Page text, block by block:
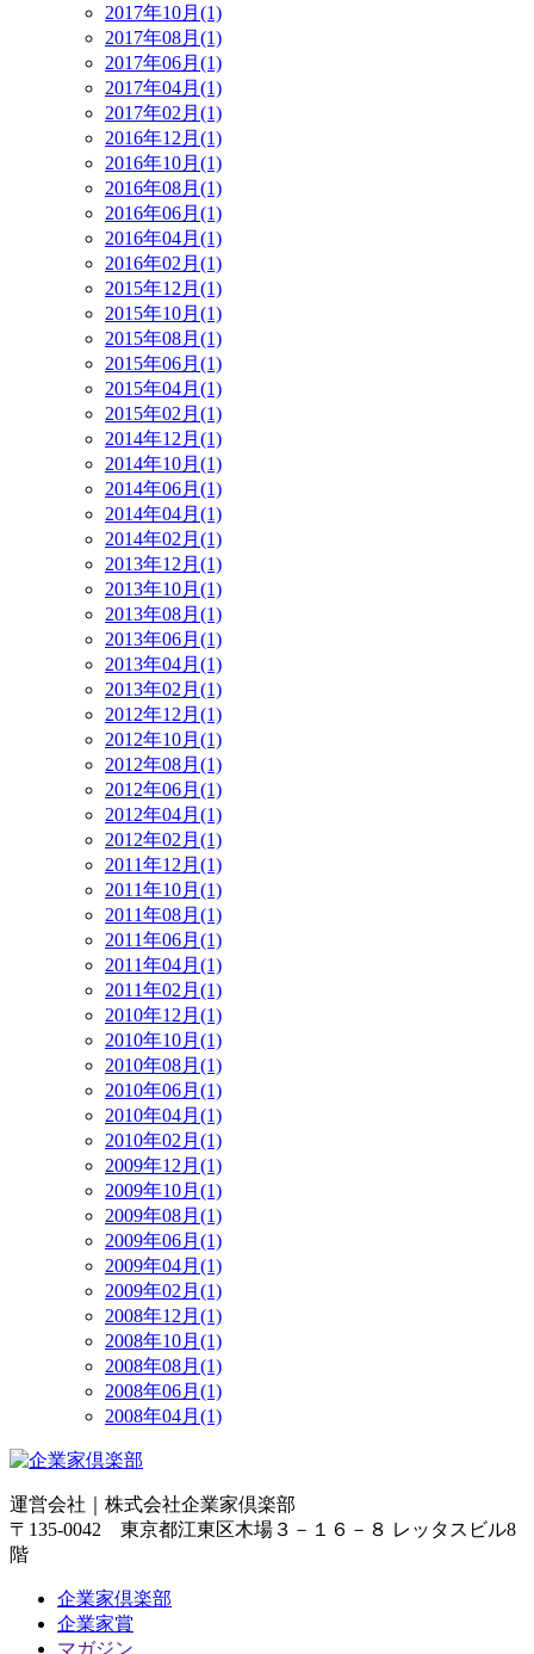
2017年10月(1)
2017年08月(1)
2017年06月(1)
2017年04月(1)
2017年02月(1)
2016年12月(1)
2016年10月(1)
2016年08月(1)
2016年06月(1)
2016年04月(1)
2016年02月(1)
2015年12月(1)
2015年10月(1)
2015年08月(1)
2015年06月(1)
2015年04月(1)
2015年02月(1)
2014年12月(1)
2014年10月(1)
2014年06月(1)
2014年04月(1)
2014年02月(1)
2013年12月(1)
2013年10月(1)
2013年08月(1)
2013年06月(1)
2013年04月(1)
2013年02月(1)
2012年12月(1)
2012年10月(1)
2012年08月(1)
2012年06月(1)
2012年04月(1)
2012年02月(1)
2011年12月(1)
2011年10月(1)
2011年08月(1)
2011年06月(1)
2011年04月(1)
2011年02月(1)
2010年12月(1)
2010年10月(1)
2010年08月(1)
2010年06月(1)
2010年04月(1)
2010年02月(1)
2009年12月(1)
2009年10月(1)
2009年08月(1)
2009年06月(1)
2009年04月(1)
2009年02月(1)
2008年12月(1)
2008年10月(1)
2008年08月(1)
2008年06月(1)
2008年04月(1)
運営会社｜ 株式会社企業家倶楽部
〒135-0042 東京都江東区木場３－１６－８ レッタスビル8
階
企業家倶楽部
企業家賞
マガジン